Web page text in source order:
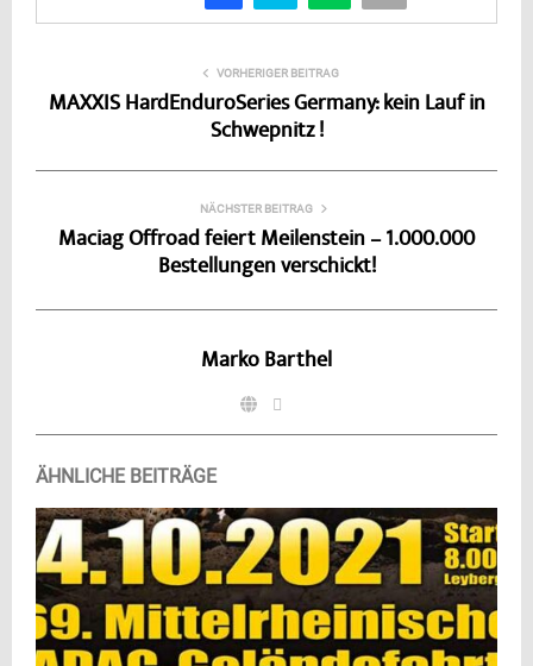
VORHERIGER BEITRAG
MAXXIS HardEnduroSeries Germany: kein Lauf in
Schwepnitz !
NÄCHSTER BEITRAG
Maciag Offroad feiert Meilenstein – 1.000.000
Bestellungen verschickt!
Marko Barthel
ÄHNLICHE BEITRÄGE